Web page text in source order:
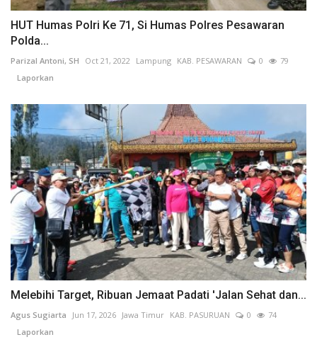
HUT Humas Polri Ke 71, Si Humas Polres Pesawaran
Polda...
Parizal Antoni, SH Oct 21, 2022 Lampung KAB. PESAWARAN 0
79
Laporkan
Melebihi Target, Ribuan Jemaat Padati 'Jalan Sehat dan...
Agus Sugiarta Jun 17, 2026 Jawa Timur KAB. PASURUAN 0
74
Laporkan